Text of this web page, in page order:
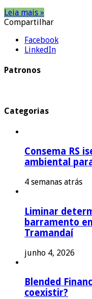
Leia mais »
Compartilhar
Facebook
LinkedIn
Patronos
Categorias
Consema RS
ambiental
4 semanas atrás
Liminar
barramento
Tramandaí
junho 4, 2026
Blended
coexistir?